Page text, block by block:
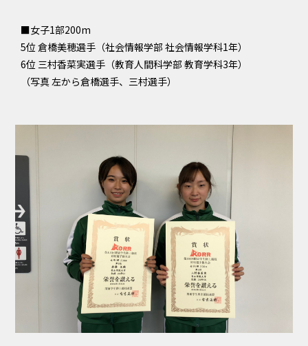
■女子1部200m
5位 倉橋美穂選手（社会情報学部 社会情報学科1年）
6位 三村香菜実選手（教育人間科学部 教育学科3年）
（写真 左から倉橋選手、三村選手）